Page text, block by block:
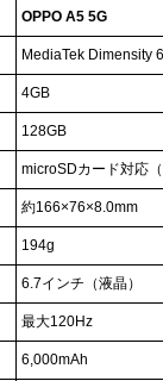
OPPO A5 5G
MediaTek Dimensity
4GB
128GB
microSDカード対応（
約166×76×8.0mm
194g
6.7インチ（液晶）
最大120Hz
6,000mAh